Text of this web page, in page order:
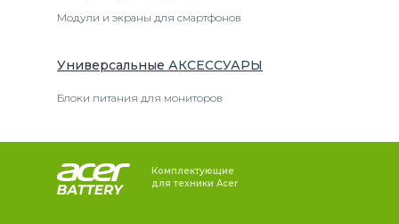
Модули и экраны для смартфонов
Универсальные АКСЕССУАРЫ
Блоки питания для мониторов
Комплектующие
для техники Acer